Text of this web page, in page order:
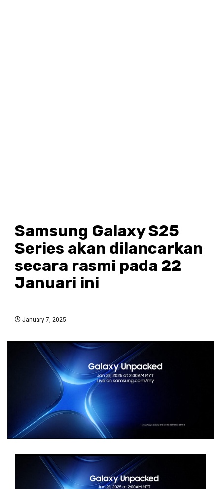
Samsung Galaxy S25
Series akan dilancarkan
secara rasmi pada 22
Januari ini
January 7, 2025